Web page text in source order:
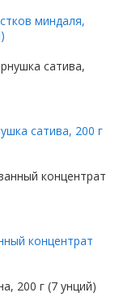
миндаля,
сатива, 200 г
концентрат